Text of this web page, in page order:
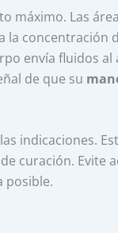
máximo. Las
concentración
envía fluidos al
de que su
indicaciones.
curación. Evite
posible.